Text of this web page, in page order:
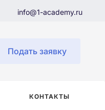
info@1-academy.ru
Подать заявку
КОНТАКТЫ